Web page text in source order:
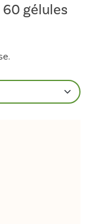
gélules